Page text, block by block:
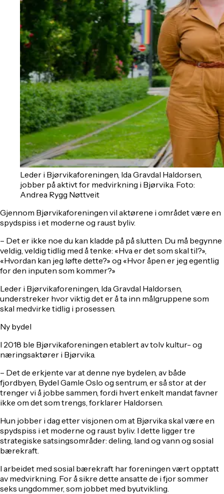
Leder i Bjørvikaforeningen, Ida Gravdal Haldorsen,
jobber på aktivt for medvirkning i Bjørvika. Foto:
Andrea Rygg Nøttveit
Gjennom Bjørvikaforeningen vil aktørene i området være en
spydspiss i et moderne og raust byliv.
– Det er ikke noe du kan kladde på på slutten. Du må begynne
veldig, veldig tidlig med å tenke: «Hva er det som skal til?»,
«Hvordan kan jeg løfte dette?» og «Hvor åpen er jeg egentlig
for den inputen som kommer?»
Leder i Bjørvikaforeningen, Ida Gravdal Haldorsen,
understreker hvor viktig det er å ta inn målgruppene som
skal medvirke tidlig i prosessen.
Ny bydel
I 2018 ble Bjørvikaforeningen etablert av tolv kultur- og
næringsaktører i Bjørvika.
– Det de erkjente var at denne nye bydelen, av både
fjordbyen, Bydel Gamle Oslo og sentrum, er så stor at der
trenger vi å jobbe sammen, fordi hvert enkelt mandat favner
ikke om det som trengs, forklarer Haldorsen.
Hun jobber i dag etter visjonen om at Bjørvika skal være en
spydspiss i et moderne og raust byliv. I dette ligger tre
strategiske satsingsområder: deling, land og vann og sosial
bærekraft.
I arbeidet med sosial bærekraft har foreningen vært opptatt
av medvirkning. For å sikre dette ansatte de i fjor sommer
seks ungdommer, som jobbet med byutvikling.